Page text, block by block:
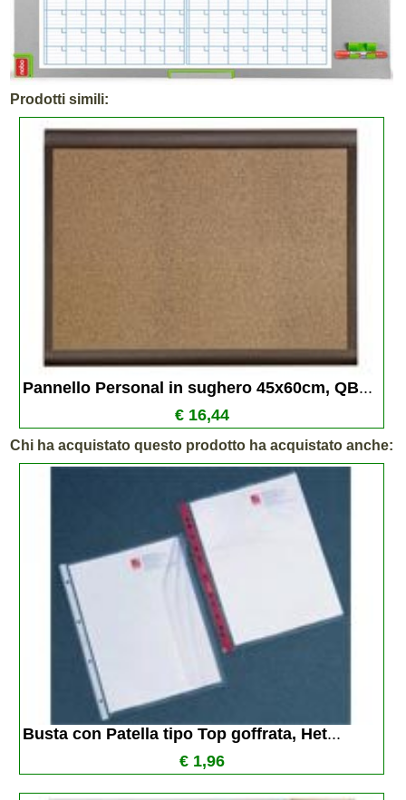
Prodotti simili:
Pannello Personal in sughero 45x60cm, QB...
€ 16,44
Chi ha acquistato questo prodotto ha acquistato anche:
Busta con Patella tipo Top goffrata, Het...
€ 1,96